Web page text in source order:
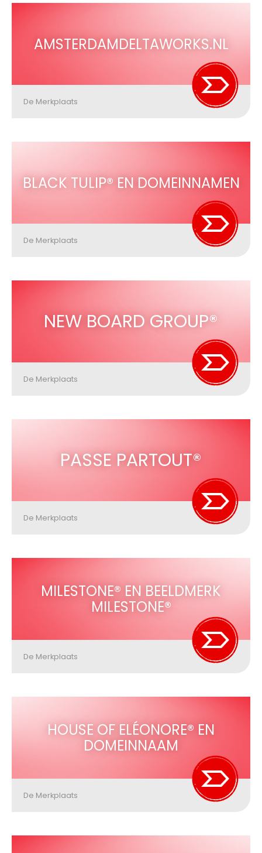
AMSTERDAMDELTAWORKS.NL
De Merkplaats
BLACK TULIP® EN DOMEINNAMEN
De Merkplaats
NEW BOARD GROUP®
De Merkplaats
PASSE PARTOUT®
De Merkplaats
MILESTONE® EN BEELDMERK
MILESTONE®
De Merkplaats
HOUSE OF ELÉONORE® EN
DOMEINNAAM
De Merkplaats